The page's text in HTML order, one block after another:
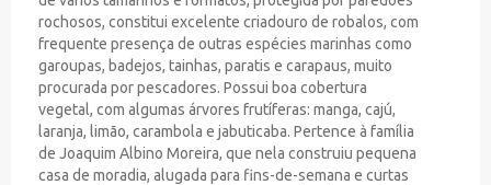
rochosos, constitui excelente criadouro de robalos, com
frequente presença de outras espécies marinhas como
garoupas, badejos, tainhas, paratis e carapaus, muito
procurada por pescadores. Possui boa cobertura
vegetal, com algumas árvores frutíferas: manga, cajú,
laranja, limão, carambola e jabuticaba. Pertence à família
de Joaquim Albino Moreira, que nela construiu pequena
casa de moradia, alugada para fins-de-semana e curtas